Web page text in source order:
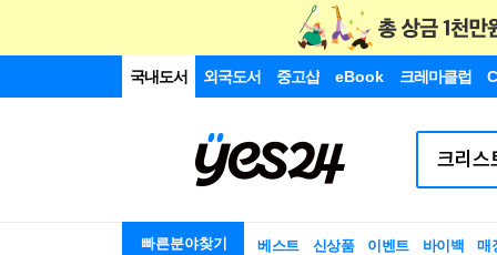
국내도서 외국도서 중고샵 eBook 크레마클럽
빠른분야찾기 베스트 신상품 이벤트 바이백 매